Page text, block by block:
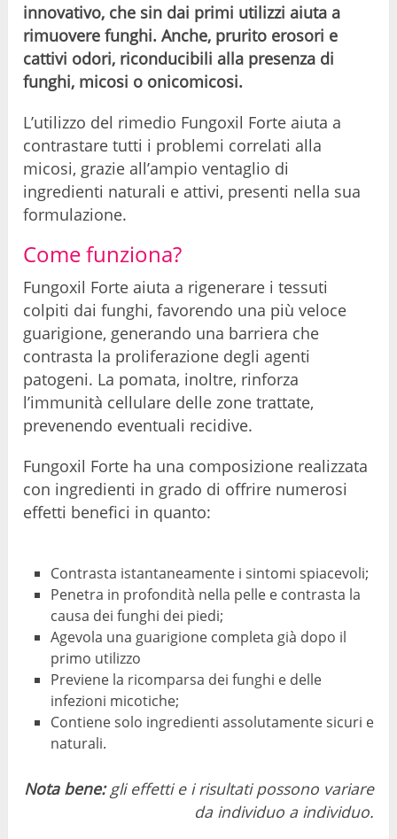
innovativo, che sin dai primi utilizzi aiuta a
rimuovere funghi. Anche, prurito erosori e
cattivi odori, riconducibili alla presenza di
funghi, micosi o onicomicosi.
L’utilizzo del rimedio Fungoxil Forte aiuta a
contrastare tutti i problemi correlati alla
micosi, grazie all’ampio ventaglio di
ingredienti naturali e attivi, presenti nella sua
formulazione.
Come funziona?
Fungoxil Forte aiuta a rigenerare i tessuti
colpiti dai funghi, favorendo una più veloce
guarigione, generando una barriera che
contrasta la proliferazione degli agenti
patogeni. La pomata, inoltre, rinforza
l’immunità cellulare delle zone trattate,
prevenendo eventuali recidive.
Fungoxil Forte ha una composizione realizzata
con ingredienti in grado di offrire numerosi
effetti benefici in quanto:
Contrasta istantaneamente i sintomi spiacevoli;
Penetra in profondità nella pelle e contrasta la
causa dei funghi dei piedi;
Agevola una guarigione completa già dopo il
primo utilizzo
Previene la ricomparsa dei funghi e delle
infezioni micotiche;
Contiene solo ingredienti assolutamente sicuri e
naturali.
Nota bene:gli effetti e i risultati possono variare
da individuo a individuo.